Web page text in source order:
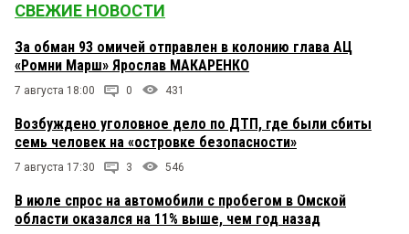
СВЕЖИЕ НОВОСТИ
За обман 93 омичей отправлен в колонию глава АЦ
«Ромни Марш» Ярослав МАКАРЕНКО
7 августа 18:00 0 431
Возбуждено уголовное дело по ДТП, где были сбиты
семь человек на «островке безопасности»
7 августа 17:30 3 546
В июле спрос на автомобили с пробегом в Омской
области оказался на 11% выше, чем год назад